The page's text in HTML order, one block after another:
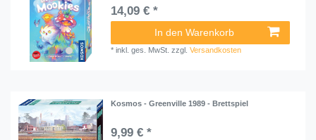
14,09 € *
In den Warenkorb
*inkl. ges. MwSt. zzgl.Versandkosten
Kosmos - Greenville 1989 - Brettspiel
9,99 € *